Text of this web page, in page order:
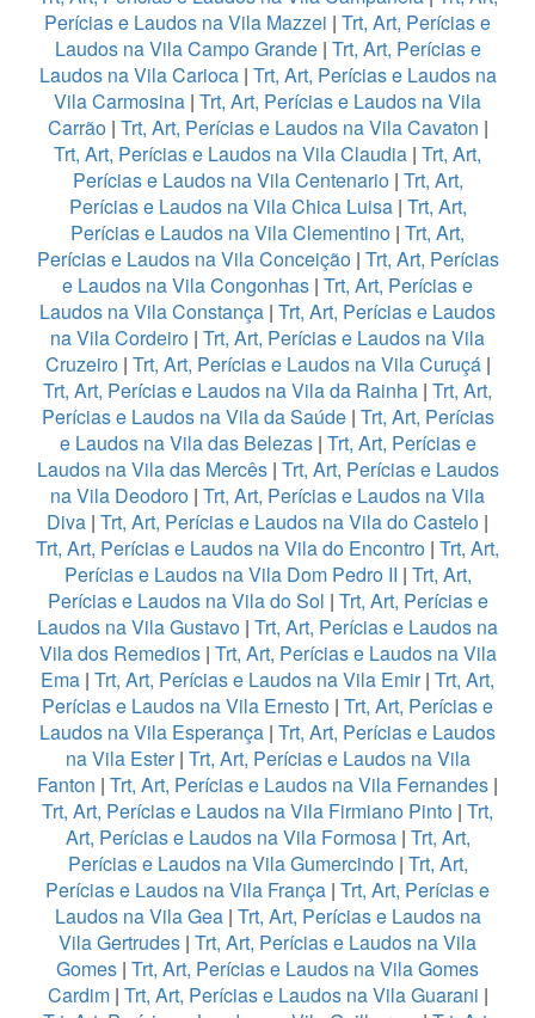
Perícias e Laudos na Vila Mazzei | Trt, Art, Perícias e
Laudos na Vila Campo Grande| Trt, Art, Perícias e
Laudos na Vila Carioca| Trt, Art, Perícias e Laudos na
Vila Carmosina | Trt, Art, Perícias e Laudos na Vila
Carrão| Trt, Art, Perícias e Laudos na Vila Cavaton |
Trt, Art, Perícias e Laudos na Vila Claudia | Trt, Art,
Perícias e Laudos na Vila Centenario| Trt, Art,
Perícias e Laudos na Vila Chica Luisa | Trt, Art,
Perícias e Laudos na Vila Clementino | Trt, Art,
Perícias e Laudos na Vila Conceição| Trt, Art, Perícias
e Laudos na Vila Congonhas | Trt, Art, Perícias e
Laudos na Vila Constança | Trt, Art, Perícias e Laudos
na Vila Cordeiro | Trt, Art, Perícias e Laudos na Vila
Cruzeiro | Trt, Art, Perícias e Laudos na Vila Curuçá |
Trt, Art, Perícias e Laudos na Vila da Rainha | Trt, Art,
Perícias e Laudos na Vila da Saúde| Trt, Art, Perícias
e Laudos na Vila das Belezas| Trt, Art, Perícias e
Laudos na Vila das Mercês| Trt, Art, Perícias e Laudos
na Vila Deodoro | Trt, Art, Perícias e Laudos na Vila
Diva | Trt, Art, Perícias e Laudos na Vila do Castelo |
Trt, Art, Perícias e Laudos na Vila do Encontro | Trt, Art,
Perícias e Laudos na Vila Dom Pedro II | Trt, Art,
Perícias e Laudos na Vila do Sol | Trt, Art, Perícias e
Laudos na Vila Gustavo | Trt, Art, Perícias e Laudos na
Vila dos Remedios| Trt, Art, Perícias e Laudos na Vila
Ema | Trt, Art, Perícias e Laudos na Vila Emir| Trt, Art,
Perícias e Laudos na Vila Ernesto | Trt, Art, Perícias e
Laudos na Vila Esperança | Trt, Art, Perícias e Laudos
na Vila Ester| Trt, Art, Perícias e Laudos na Vila
Fanton | Trt, Art, Perícias e Laudos na Vila Fernandes |
Trt, Art, Perícias e Laudos na Vila Firmiano Pinto | Trt,
Art, Perícias e Laudos na Vila Formosa| Trt, Art,
Perícias e Laudos na Vila Gumercindo| Trt, Art,
Perícias e Laudos na Vila França | Trt, Art, Perícias e
Laudos na Vila Gea| Trt, Art, Perícias e Laudos na
Vila Gertrudes | Trt, Art, Perícias e Laudos na Vila
Gomes | Trt, Art, Perícias e Laudos na Vila Gomes
Cardim| Trt, Art, Perícias e Laudos na Vila Guarani |